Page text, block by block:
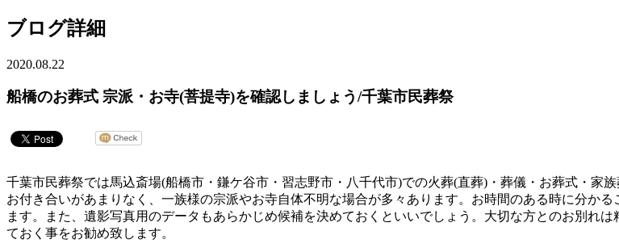
ブログ詳細
2020.08.22
船橋のお葬式 宗派・お寺(菩提寺)を確認しましょう/千葉市民葬祭
千葉市民葬祭では馬込斎場(船橋市・鎌ケ谷市・習志野市・八千代市)での火葬(直葬)・葬儀・お葬式・家
お付き合いがあまりなく、一族様の宗派やお寺自体不明な場合が多々あります。お時間のある時に分か
ます。また、遺影写真用のデータもあらかじめ候補を決めておくといいでしょう。大切な方とのお別れ
ておく事をお勧め致します。